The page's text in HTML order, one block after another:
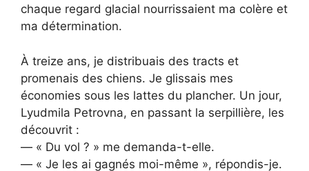
chaque regard glacial nourrissaient ma colère et
ma détermination.
À treize ans, je distribuais des tracts et
promenais des chiens. Je glissais mes
économies sous les lattes du plancher. Un jour,
Lyudmila Petrovna, en passant la serpillière, les
découvrit :
— « Du vol ? » me demanda-t-elle.
— « Je les ai gagnés moi-même », répondis-je.